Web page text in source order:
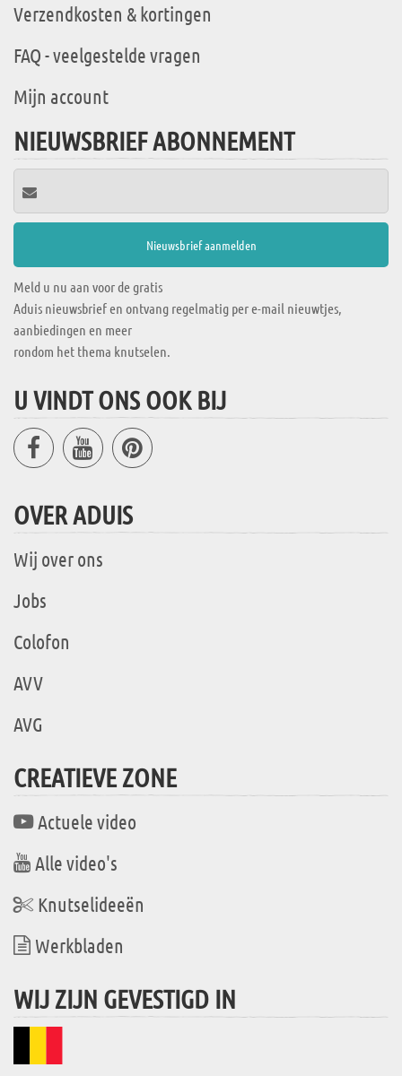
Verzendkosten & kortingen
FAQ - veelgestelde vragen
Mijn account
NIEUWSBRIEF ABONNEMENT
Meld u nu aan voor de gratis
Aduis nieuwsbrief en ontvang regelmatig per e-mail nieuwtjes,
aanbiedingen en meer
rondom het thema knutselen.
U VINDT ONS OOK BIJ
OVER ADUIS
Wij over ons
Jobs
Colofon
AVV
AVG
CREATIEVE ZONE
Actuele video
Alle video's
Knutselideeën
Werkbladen
WIJ ZIJN GEVESTIGD IN